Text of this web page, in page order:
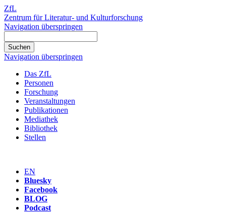
ZfL
Zentrum für Literatur- und Kulturforschung
Navigation überspringen
Navigation überspringen
Das ZfL
Personen
Forschung
Veranstaltungen
Publikationen
Mediathek
Bibliothek
Stellen
EN
Bluesky
Facebook
BLOG
Podcast